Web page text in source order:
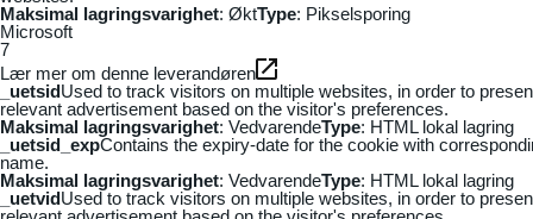
Maksimal lagringsvarighet: ØktType: Pikselsporing
Microsoft
7
Lær mer om denne leverandøren
_uetsidUsed to track visitors on multiple websites, in order to
relevant advertisement based on the visitor's preferences.
Maksimal lagringsvarighet: VedvarendeType: HTML lokal lagring
_uetsid_expContains the expiry-date for the cookie with
name.
Maksimal lagringsvarighet: VedvarendeType: HTML lokal lagring
_uetvidUsed to track visitors on multiple websites, in order to